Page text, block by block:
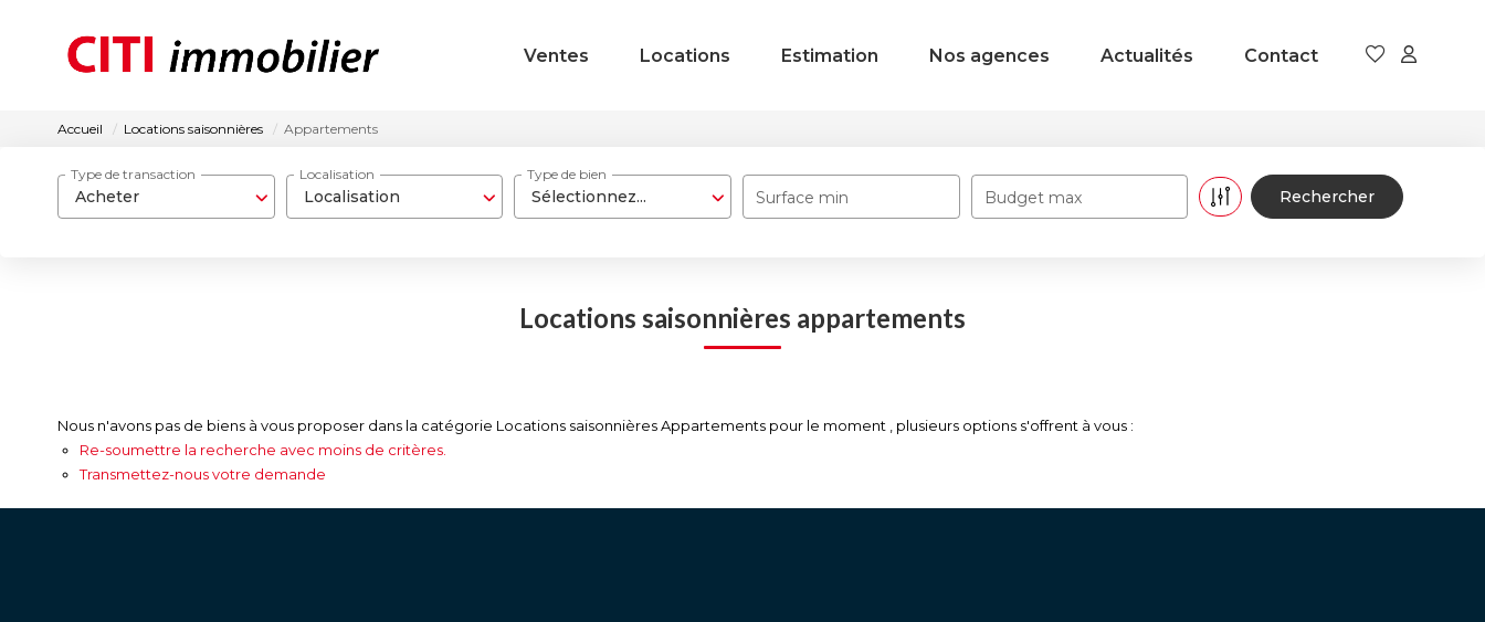
Ventes Locations Estimation Nos agences Actualités Contact
Accueil Locations saisonnières Appartements
Acheter
Type de transaction
Localisation
Localisation
Sélectionnez...
Type de bien
Surface min Budget max
Locations saisonnières appartements
Nous n'avons pas de biens à vous proposer dans la catégorie Locations saisonnières Appartements pour le moment , plusieurs options s'offrent à vous :
Re-soumettre la recherche avec moins de critères.
Transmettez-nous votre demande